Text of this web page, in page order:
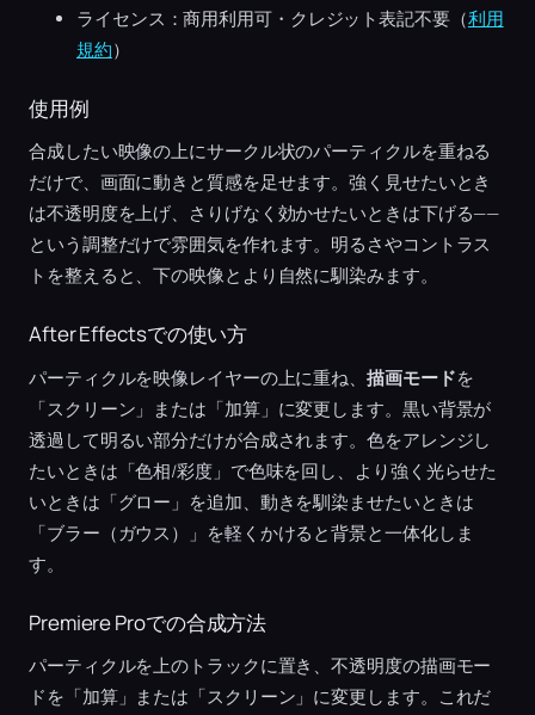
ライセンス：商用利用可・クレジット表記不要（利用
規約）
使用例
合成したい映像の上にサークル状のパーティクルを重ねる
だけで、画面に動きと質感を足せます。強く見せたいとき
は不透明度を上げ、さりげなく効かせたいときは下げる——
という調整だけで雰囲気を作れます。明るさやコントラス
トを整えると、下の映像とより自然に馴染みます。
After Effectsでの使い方
パーティクルを映像レイヤーの上に重ね、描画モードを
「スクリーン」または「加算」に変更します。黒い背景が
透過して明るい部分だけが合成されます。色をアレンジし
たいときは「色相/彩度」で色味を回し、より強く光らせた
いときは「グロー」を追加、動きを馴染ませたいときは
「ブラー（ガウス）」を軽くかけると背景と一体化しま
す。
Premiere Proでの合成方法
パーティクルを上のトラックに置き、不透明度の描画モー
ドを「加算」または「スクリーン」に変更します。これだ